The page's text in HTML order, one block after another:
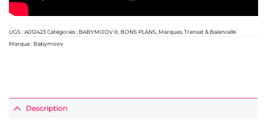
UGS :A012423Catégories : BABYMOOV ® BONS PLANS Marques Transat & Balancelle
Marque : Babymoov
Description